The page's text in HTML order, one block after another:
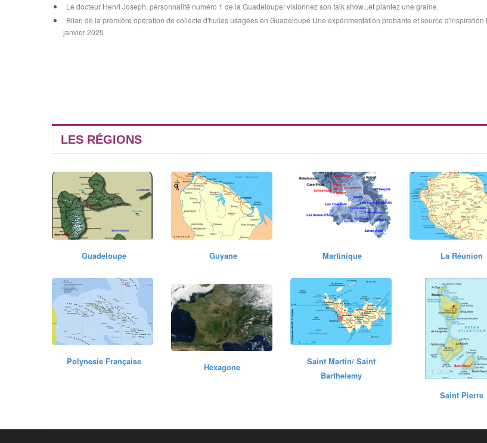
Le docteur Henri Joseph, personnalité numéro 1 de la Guadeloupe! visionnez son talk show...et plantez une graine.
Bilan de la première opération de collecte d'huiles usagées en Guadeloupe Une expérimentation probante et source
janvier 2025
LES RÉGIONS
Guadeloupe Guyane Martinique La Réunion
Polynesie Française
Hexagone
Saint Martin/ Saint
Barthelemy
Saint Pierre